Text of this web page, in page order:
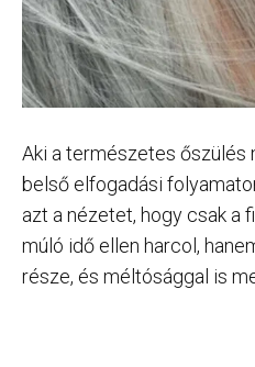
Aki a természetes őszülés
belső elfogadási
azt a nézetet, hogy csak a
múló idő ellen harcol,
része, és méltósággal is